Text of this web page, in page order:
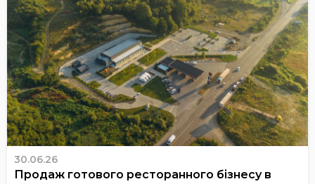
30.06.26
Продаж готового ресторанного бізнесу в